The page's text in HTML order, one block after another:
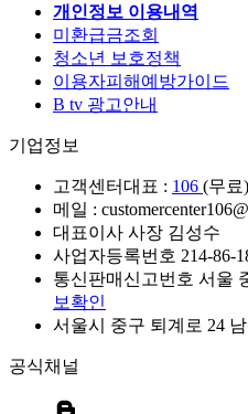
개인정보 이용내역
미환급금조회
청소년 보호정책
이용자피해예방가이드
B tv 광고안내
기업정보
고객센터대표 : 106 (무료
메일 :
대표이사 사장 김성수
사업자등록번호 214-86-
통신판매신고번호 서울
보확인
서울시 중구 퇴계로 24
공식채널